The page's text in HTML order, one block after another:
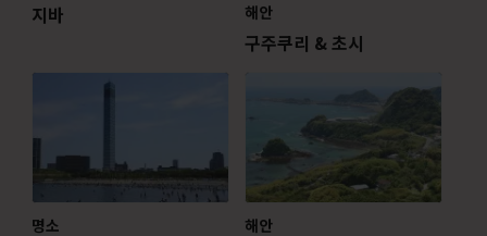
지바 해안
구주쿠리 & 초시
명소 해안